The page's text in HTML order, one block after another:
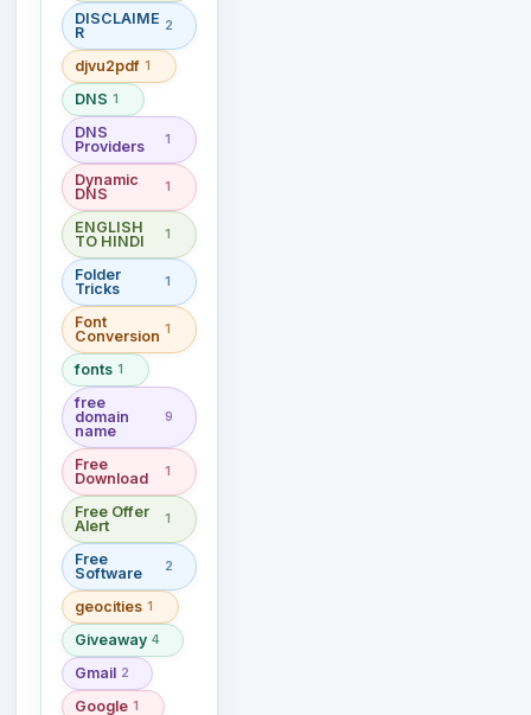
DISCLAIME
R
2
djvu2pdf 1
DNS 1
DNS
Providers
1
Dynamic
DNS
1
ENGLISH
TO HINDI
1
Folder
Tricks
1
Font
Conversion 1
fonts 1
free
domain
name
9
Free
Download
1
Free Offer
Alert
1
Free
Software
2
geocities 1
Giveaway 4
Gmail 2
Google 1